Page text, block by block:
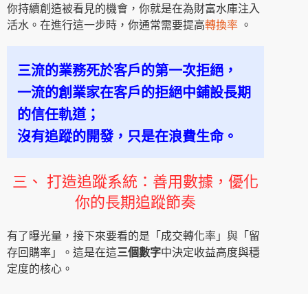
你持續創造被看見的機會，你就是在為財富水庫注入
活水。在進行這一步時，你通常需要提高轉換率 。
三流的業務死於客戶的第一次拒絕，
一流的創業家在客戶的拒絕中鋪設長期
的信任軌道；
沒有追蹤的開發，只是在浪費生命。
三、 打造追蹤系統：善用數據，優化
你的長期追蹤節奏
有了曝光量，接下來要看的是「成交轉化率」與「留
存回購率」。這是在這三個數字中決定收益高度與穩
定度的核心。